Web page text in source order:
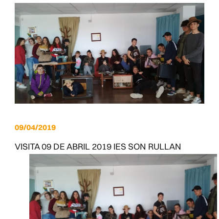
09/04/2019
VISITA 09 DE ABRIL 2019 IES SON RULLAN